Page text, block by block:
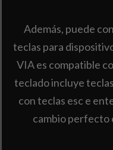
Además, puede
teclas para
VIA es compatible
teclado incluye
con teclas esc e
cambio perfecto